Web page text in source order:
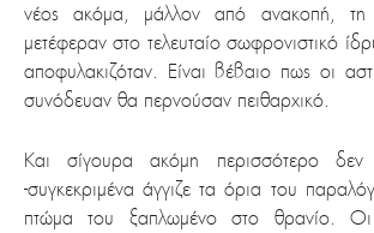
νέος ακόμα, μάλλον από ανακοπή, τη
μετέφεραν στο τελευταίο σωφρονιστικό
αποφυλακιζόταν. Είναι βέβαιο πως οι
συνόδευαν θα περνούσαν πειθαρχικό.
Και σίγουρα ακόμη περισσότερο δεν
-συγκεκριμένα άγγιζε τα όρια του
πτώμα του ξαπλωμένο στο θρανίο.